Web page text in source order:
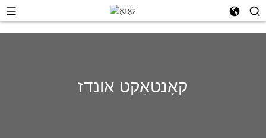
קאָנטאַקט אונדז